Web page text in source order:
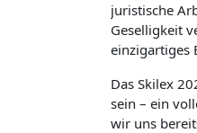
juristische
Geselligkeit
einzigartiges
Das Skilex
sein – ein
wir uns